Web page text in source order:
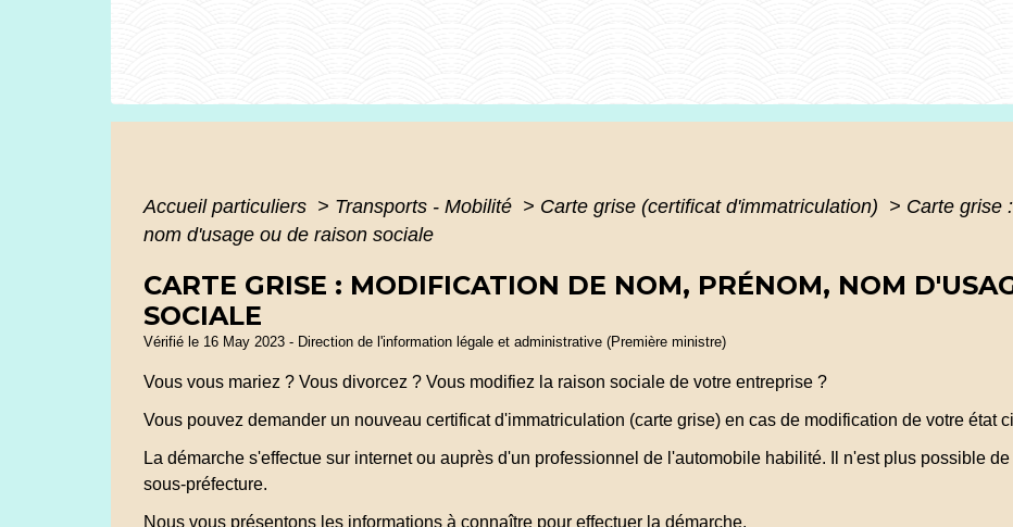
Accueil particuliers > Transports - Mobilité > Carte grise (certificat d'immatriculation) > Carte grise
nom d'usage ou de raison sociale
CARTE GRISE : MODIFICATION DE NOM, PRÉNOM, NOM
SOCIALE
Vérifié le 16 May 2023 - Direction de l'information légale et administrative (Première ministre)
Vous vous mariez ? Vous divorcez ? Vous modifiez la raison sociale de votre entreprise ?
Vous pouvez demander un nouveau certificat d'immatriculation (carte grise) en cas de modification de votre état
La démarche s'effectue sur internet ou auprès d'un professionnel de l'automobile habilité. Il n'est plus possible
sous-préfecture.
Nous vous présentons les informations à connaître pour effectuer la démarche.